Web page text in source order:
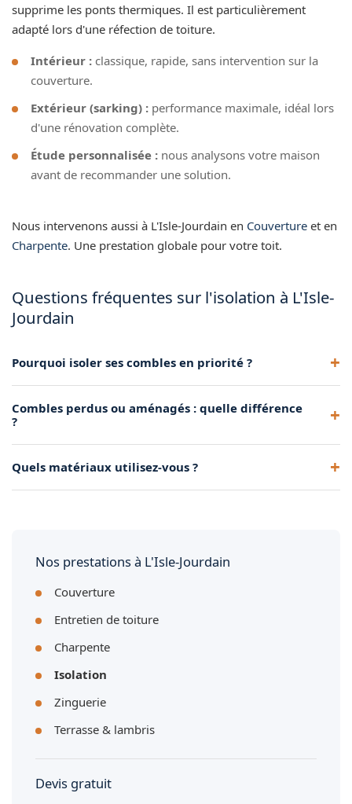
supprime les ponts thermiques. Il est particulièrement
adapté lors d'une réfection de toiture.
Intérieur : classique, rapide, sans intervention sur la
couverture.
Extérieur (sarking) : performance maximale, idéal lors
d'une rénovation complète.
Étude personnalisée : nous analysons votre maison
avant de recommander une solution.
Nous intervenons aussi à L'Isle-Jourdain en Couverture et en
Charpente. Une prestation globale pour votre toit.
Questions fréquentes sur l'isolation à L'Isle-
Jourdain
Pourquoi isoler ses combles en priorité ?
combles est le geste le plus rentable thermiquement.
Combles perdus ou aménagés : quelle différence
?
aménagés le sont (on isole les rampants).
Quels matériaux utilisez-vous ?
Nos prestations à L'Isle-Jourdain
Couverture
Entretien de toiture
Charpente
Isolation
Zinguerie
Terrasse & lambris
Devis gratuit